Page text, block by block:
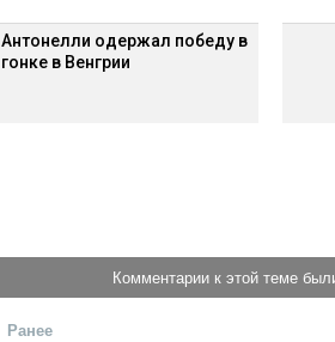
Антонелли одержал победу в
гонке в Венгрии
Комментарии к этой теме
Ранее